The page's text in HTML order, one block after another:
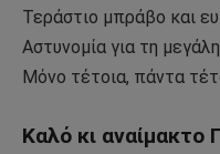
Τεράστιο μπράβο και
Αστυνομία για τη
Μόνο τέτοια, πάντα
Καλό κι αναίμακτο